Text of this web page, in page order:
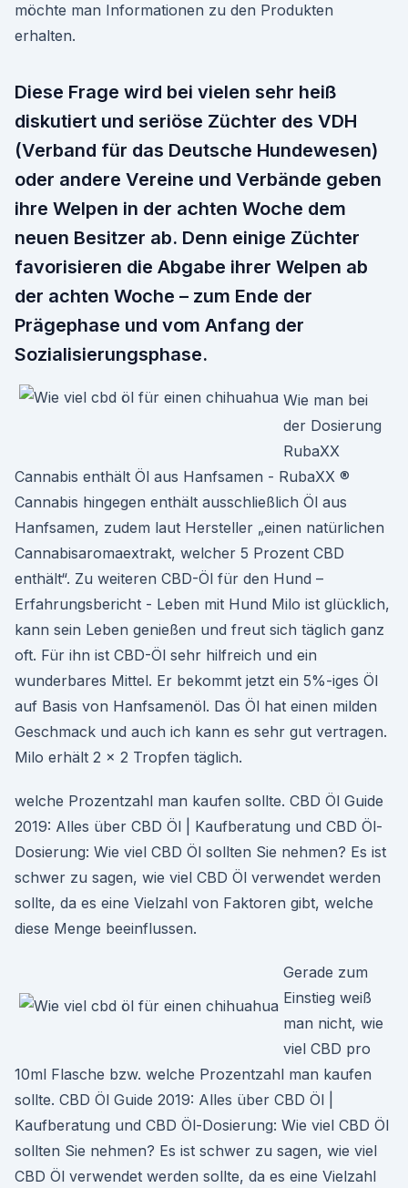
möchte man Informationen zu den Produkten
erhalten.
Diese Frage wird bei vielen sehr heiß
diskutiert und seriöse Züchter des VDH
(Verband für das Deutsche Hundewesen)
oder andere Vereine und Verbände geben
ihre Welpen in der achten Woche dem
neuen Besitzer ab. Denn einige Züchter
favorisieren die Abgabe ihrer Welpen ab
der achten Woche – zum Ende der
Prägephase und vom Anfang der
Sozialisierungsphase.
Wie man bei
der Dosierung
RubaXX
Cannabis enthält Öl aus Hanfsamen - RubaXX ®
Cannabis hingegen enthält ausschließlich Öl aus
Hanfsamen, zudem laut Hersteller „einen natürlichen
Cannabisaromaextrakt, welcher 5 Prozent CBD
enthält“. Zu weiteren CBD-Öl für den Hund –
Erfahrungsbericht - Leben mit Hund Milo ist glücklich,
kann sein Leben genießen und freut sich täglich ganz
oft. Für ihn ist CBD-Öl sehr hilfreich und ein
wunderbares Mittel. Er bekommt jetzt ein 5%-iges Öl
auf Basis von Hanfsamenöl. Das Öl hat einen milden
Geschmack und auch ich kann es sehr gut vertragen.
Milo erhält 2 x 2 Tropfen täglich.
welche Prozentzahl man kaufen sollte. CBD Öl Guide
2019: Alles über CBD Öl | Kaufberatung und CBD Öl-
Dosierung: Wie viel CBD Öl sollten Sie nehmen? Es ist
schwer zu sagen, wie viel CBD Öl verwendet werden
sollte, da es eine Vielzahl von Faktoren gibt, welche
diese Menge beeinflussen.
Gerade zum
Einstieg weiß
man nicht, wie
viel CBD pro
10ml Flasche bzw. welche Prozentzahl man kaufen
sollte. CBD Öl Guide 2019: Alles über CBD Öl |
Kaufberatung und CBD Öl-Dosierung: Wie viel CBD Öl
sollten Sie nehmen? Es ist schwer zu sagen, wie viel
CBD Öl verwendet werden sollte, da es eine Vielzahl